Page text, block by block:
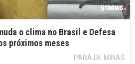
o clima no Brasil e Defesa
próximos meses
PARÁ DE MINAS